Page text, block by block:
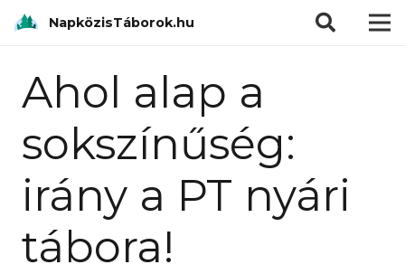
NapközisTáborok.hu
Ahol alap a
sokszínűség:
irány a PT nyári
tábora!